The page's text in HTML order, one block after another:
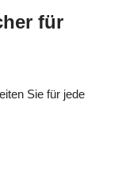
für
Sie für jede